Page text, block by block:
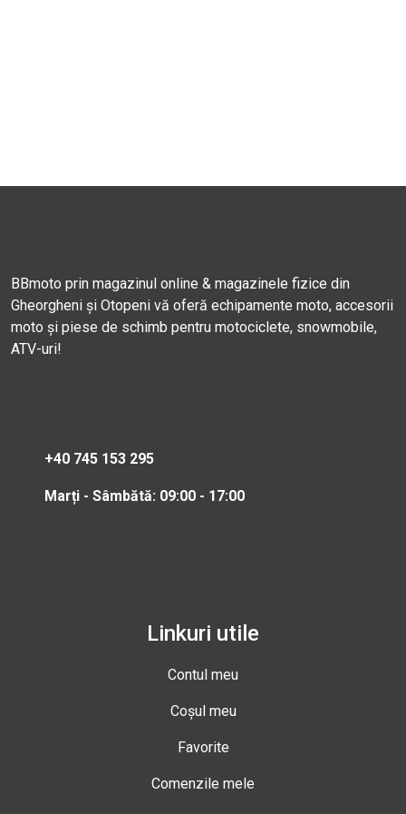
BBmoto prin magazinul online & magazinele fizice din
Gheorgheni și Otopeni vă oferă echipamente moto, accesorii
moto și piese de schimb pentru motociclete, snowmobile,
ATV-uri!
+40 745 153 295
Marți - Sâmbătă: 09:00 - 17:00
Linkuri utile
Contul meu
Coșul meu
Favorite
Comenzile mele